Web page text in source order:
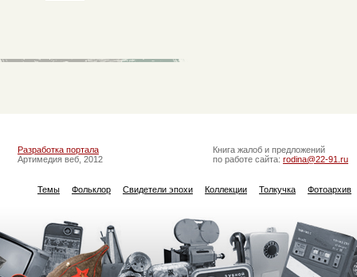
Разработка портала
Артимедия веб, 2012
Книга жалоб и предложений
по работе сайта: rodina@22-91.ru
Темы Фольклор Свидетели эпохи Коллекции Толкучка Фотоархив